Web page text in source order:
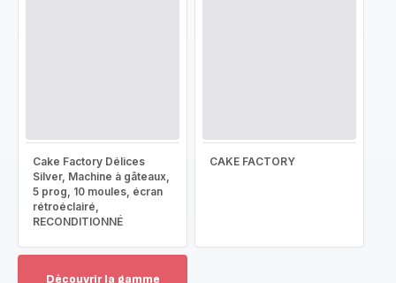
Cake Factory Délices
Silver, Machine à gâteaux,
5 prog, 10 moules, écran
rétroéclairé,
RECONDITIONNÉ
CAKE FACTORY
Découvrir la gamme